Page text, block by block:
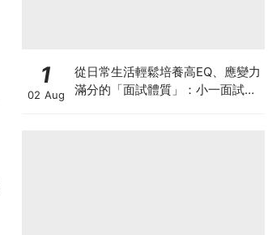
1
02 Aug
從日常生活輕鬆培養高EQ、應變力
滿分的「面試體質」：小一面試最